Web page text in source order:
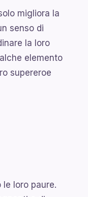
migliora la
senso di
la loro
elemento
supereroe
le loro paure.